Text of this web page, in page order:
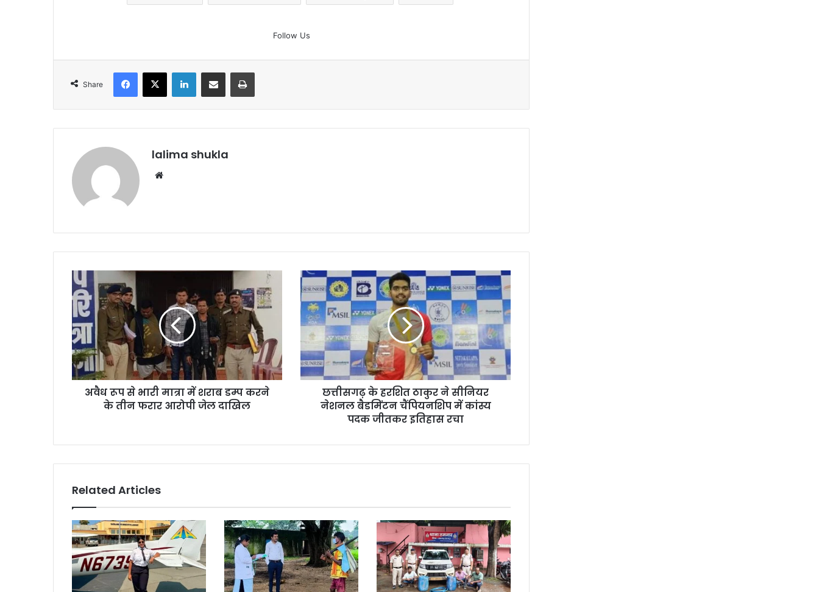
Follow Us
Share
Facebook
X LinkedInShare via Email Print
lalima shukla
रूप
से
भारी
मात्रा
में
शराब
डम्प
करने
अवैध रूप से भारी मात्रा में शराब डम्प करने
के तीन फरार आरोपी जेल दाखिल
छत्तीसगढ़
के
हरशित
ठाकुर
ने
सीनियर
नेशनल
बैडमिंटन
चैंपियनशिप
छत्तीसगढ़ के हरशित ठाकुर ने सीनियर
नेशनल बैडमिंटन चैंपियनशिप में कांस्य
पदक जीतकर इतिहास रचा
Related Articles